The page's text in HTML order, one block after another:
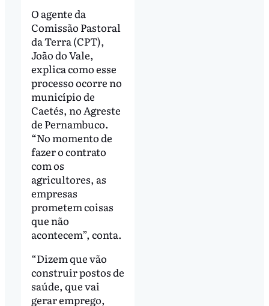
O agente da
Comissão Pastoral
da Terra (CPT),
João do Vale,
explica como esse
processo ocorre no
município de
Caetés, no Agreste
de Pernambuco.
“No momento de
fazer o contrato
com os
agricultores, as
empresas
prometem coisas
que não
acontecem”, conta.
“Dizem que vão
construir postos de
saúde, que vai
gerar emprego,